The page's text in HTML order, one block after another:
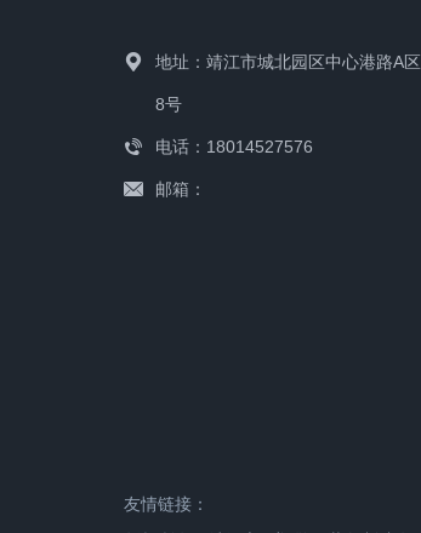
地址：靖江市城北园区中心港路A区
8号
电话：18014527576
邮箱：
友情链接：